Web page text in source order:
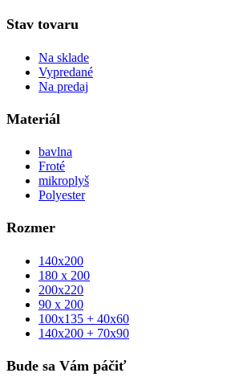
Stav tovaru
Na sklade
Vypredané
Na predaj
Materiál
bavlna
Froté
mikroplyš
Polyester
Rozmer
140x200
180 x 200
200x220
90 x 200
100x135 + 40x60
140x200 + 70x90
Bude sa Vám páčiť